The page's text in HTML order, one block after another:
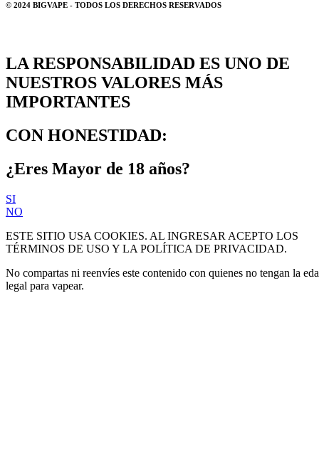
© 2024 BIGVAPE - TODOS LOS DERECHOS RESERVADOS
LA RESPONSABILIDAD ES UNO DE
NUESTROS VALORES MÁS
IMPORTANTES
CON HONESTIDAD:
¿Eres Mayor de 18 años?
SI
NO
ESTE SITIO USA COOKIES. AL INGRESAR ACEPTO LOS
TÉRMINOS DE USO Y LA POLÍTICA DE PRIVACIDAD.
No compartas ni reenvíes este contenido con quienes no tengan la
legal para vapear.